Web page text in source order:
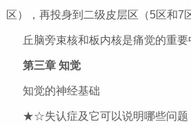
区），再投身到二级皮层区（5区和7
丘脑旁束核和板内核是痛觉的重要
第三章 知觉
知觉的神经基础
★☆失认症及它可以说明哪些问题